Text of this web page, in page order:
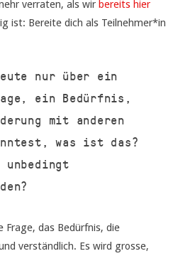
verraten, als wirbereits hier
ist: Bereite dich als Teilnehmer*in
nur über ein
ein Bedürfnis,
mit anderen
was ist das?
unbedingt
Frage, das Bedürfnis, die
verständlich. Es wird grosse,